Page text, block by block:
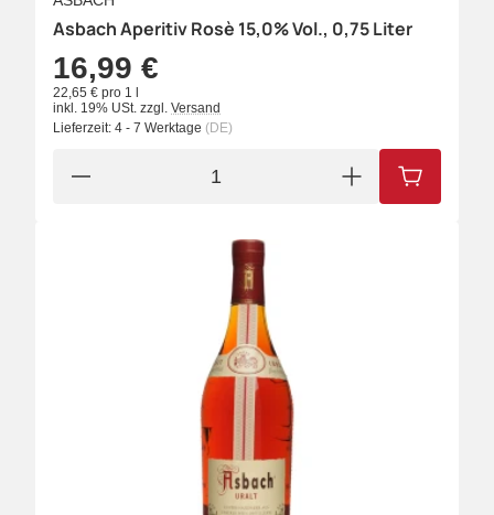
Asbach Aperitiv Rosè 15,0% Vol., 0,75 Liter
16,99 €
22,65 € pro 1 l
inkl. 19% USt. zzgl. Versand
Lieferzeit: 4 - 7 Werktage (DE)
IN DEN